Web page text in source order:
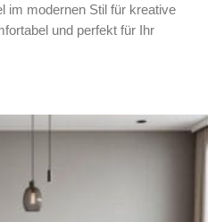
im modernen Stil für kreative
und perfekt für Ihr